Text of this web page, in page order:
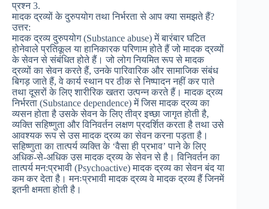
प्रश्न 3.
मादक द्रव्यों के दुरुपयोग तथा निर्भरता से आप क्या समझते हैं?
उत्तर:
मादक द्रव्य दुरुपयोग (Substance abuse) में बारंबार घटित
होनेवाले प्रतिकूल या हानिकारक परिणाम होते हैं जो मादक द्रव्यों
के सेवन से संबंधित होते हैं। जो लोग नियमित रूप से मादक
द्रव्यों का सेवन करते हैं, उनके पारिवारिक और सामाजिक संबंध
बिगड़ जाते हैं, वे कार्य स्थान पर ठीक से निष्पादन नहीं कर पाते
तथा दूसरों के लिए शारीरिक खतरा उत्पन्न करते हैं। मादक द्रव्य
निर्भरता (Substance dependence) में जिस मादक द्रव्य का
व्यसन होता है उसके सेवन के लिए तीव्र इच्छा जागृत होती है,
व्यक्ति सहिष्णुता और विनिवर्तन लक्षण प्रदर्शित करता है तथा उसे
आवश्यक रूप से उस मादक द्रव्य का सेवन करना पड़ता है।
सहिष्णुता का तात्पर्य व्यक्ति के ‘वैसा ही प्रभाव’ पाने के लिए
अधिक-से-अधिक उस मादक द्रव्य के सेवन से है। विनिवर्तन का
तात्पर्य मन:प्रभावी (Psychoactive) मादक द्रव्य का सेवन बंद या
कम कर देता है। मनःप्रभावी मादक द्रव्य वे मादक द्रव्य हैं जिनमें
इतनी क्षमता होती है।